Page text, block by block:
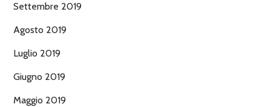
Settembre 2019
Agosto 2019
Luglio 2019
Giugno 2019
Maggio 2019